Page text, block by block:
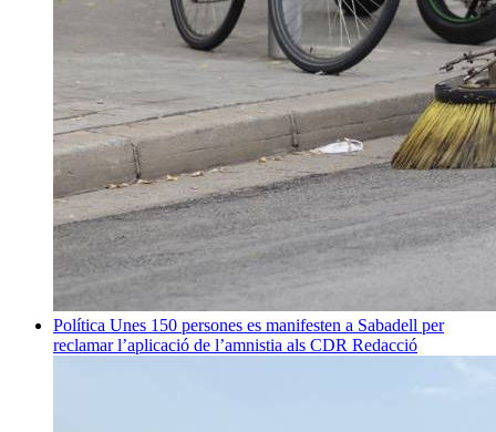
Política Unes 150 persones es manifesten a Sabadell per
reclamar l’aplicació de l’amnistia als CDR Redacció